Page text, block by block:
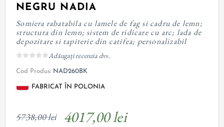
NEGRU NADIA
Somiera rabatabila cu lamele de fag si cadru de lemn;
structura din lemn; sistem de ridicare cu arc; lada de
depozitare si tapiterie din catifea; personalizabil
Adăugați recenzia dvs.
Cod Produs: NAD260BK
FABRICAT ÎN POLONIA
5738,00 lei 4017,00 lei